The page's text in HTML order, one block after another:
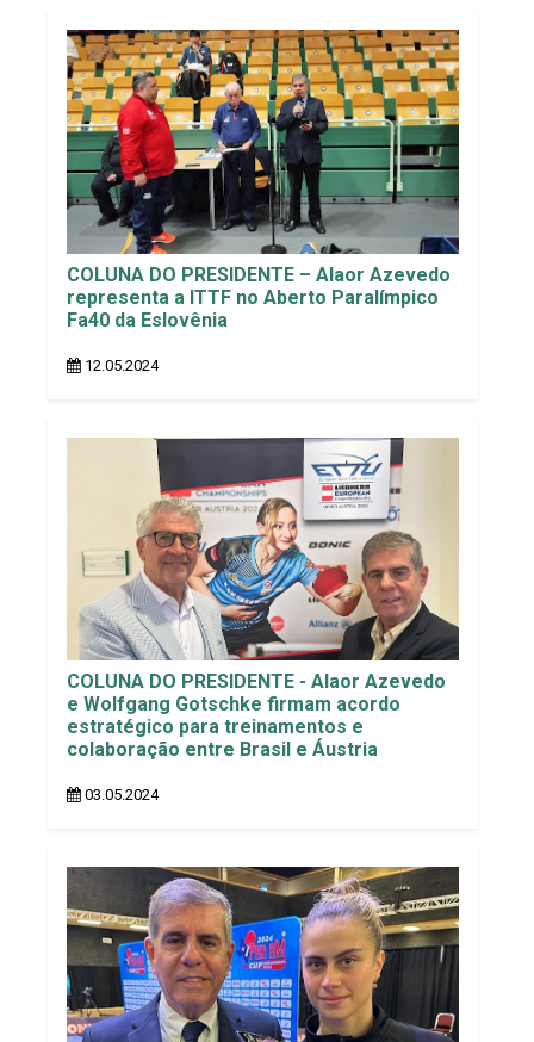
COLUNA DO PRESIDENTE – Alaor Azevedo
representa a ITTF no Aberto Paralímpico
Fa40 da Eslovênia
12.05.2024
COLUNA DO PRESIDENTE - Alaor Azevedo
e Wolfgang Gotschke firmam acordo
estratégico para treinamentos e
colaboração entre Brasil e Áustria
03.05.2024